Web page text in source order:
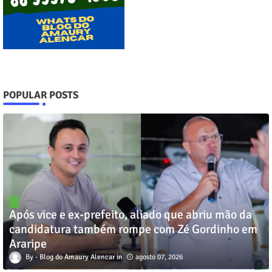
POPULAR POSTS
Após vice e ex-prefeito, aliado que abriu mão da
candidatura também rompe com Zé Gordinho em
Araripe
Blog do Amaury Alencar agosto 07, 2026